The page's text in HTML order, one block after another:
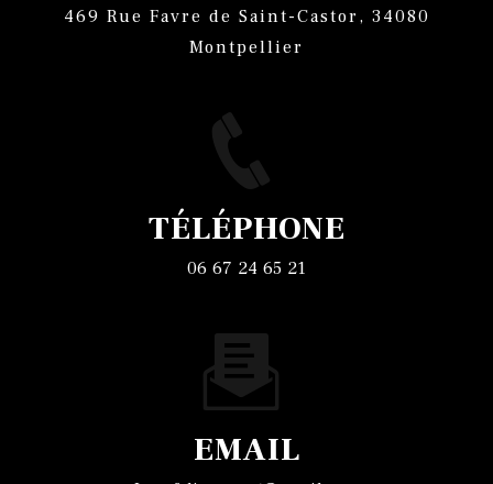
469 Rue Favre de Saint-Castor, 34080
Montpellier
TÉLÉPHONE
06 67 24 65 21
EMAIL